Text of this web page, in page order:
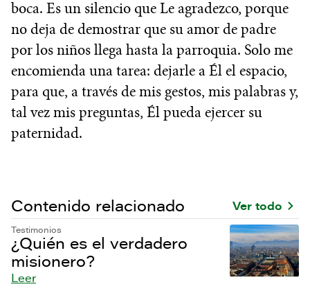
boca. Es un silencio que Le agradezco, porque
no deja de demostrar que su amor de padre
por los niños llega hasta la parroquia. Solo me
encomienda una tarea: dejarle a Él el espacio,
para que, a través de mis gestos, mis palabras y,
tal vez mis preguntas, Él pueda ejercer su
paternidad.
Contenido relacionado Ver todo
Testimonios
¿Quién es el verdadero
misionero?
Leer